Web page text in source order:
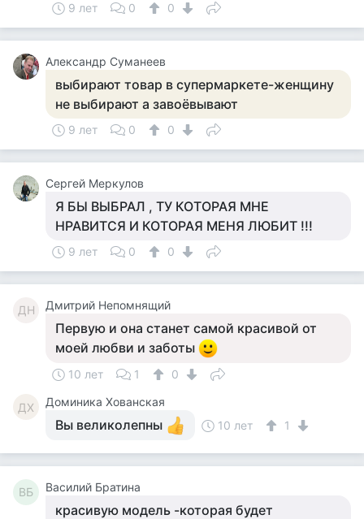
9 лет 0 0
Александр Суманеев
выбирают товар в супермаркете-женщину
не выбирают а завоёвывают
9 лет 0 0
Сергей Меркулов
Я БЫ ВЫБРАЛ , ТУ КОТОРАЯ МНЕ
НРАВИТСЯ И КОТОРАЯ МЕНЯ ЛЮБИТ !!!
9 лет 0 0
ДН Дмитрий Непомнящий
Первую и она станет самой красивой от
моей любви и заботы
10 лет 1 0
ДХ Доминика Хованская
Вы великолепны 10 лет 1
ВБ Василий Братина
красивую модель -которая будет